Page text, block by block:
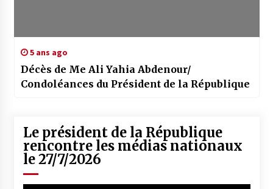
5 ans ago
Décès de Me Ali Yahia Abdenour/
Condoléances du Président de la République
Le président de la République
rencontre les médias nationaux
le 27/7/2026